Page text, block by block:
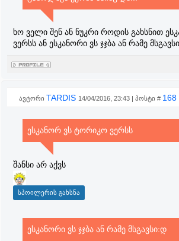
ხო ველი შენ ან ნუკრი როდის გახსნით
ვერსს ან ესკანორი ვს ჯჯბა ან რამე
ავტორი TARDIS 14/04/2016, 23:43 | პოსტი # 168
ესკანორ ვს ტორიკო ვერსს
შანსი არ აქვს
ესკანორი ვს ჯჯბა ან რამე მსგავსი:დ